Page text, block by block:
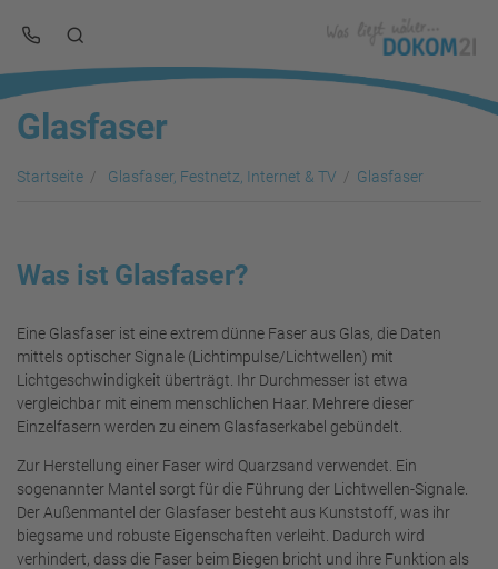
Glasfaser
Startseite Glasfaser, Festnetz, Internet & TV Glasfaser
Was ist Glasfaser?
Eine Glasfaser ist eine extrem dünne Faser aus Glas, die Daten
mittels optischer Signale (Lichtimpulse/Lichtwellen) mit
Lichtgeschwindigkeit überträgt. Ihr Durchmesser ist etwa
vergleichbar mit einem menschlichen Haar. Mehrere dieser
Einzelfasern werden zu einem Glasfaserkabel gebündelt.
Zur Herstellung einer Faser wird Quarzsand verwendet. Ein
sogenannter Mantel sorgt für die Führung der Lichtwellen-Signale.
Der Außenmantel der Glasfaser besteht aus Kunststoff, was ihr
biegsame und robuste Eigenschaften verleiht. Dadurch wird
verhindert, dass die Faser beim Biegen bricht und ihre Funktion als